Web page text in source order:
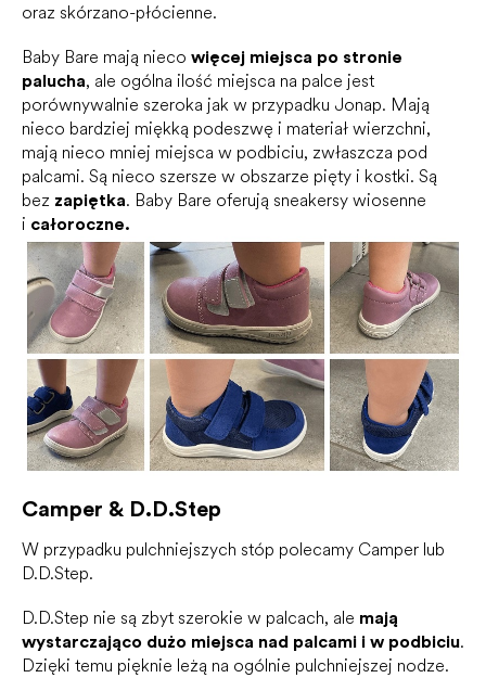
oraz skórzano-płócienne.
Baby Bare mają nieco więcej miejsca po stronie
palucha, ale ogólna ilość miejsca na palce jest
porównywalnie szeroka jak w przypadku Jonap. Mają
nieco bardziej miękką podeszwę i materiał wierzchni,
mają nieco mniej miejsca w podbiciu, zwłaszcza pod
palcami. Są nieco szersze w obszarze pięty i kostki. Są
bez zapiętka. Baby Bare oferują sneakersy wiosenne
i całoroczne.
Camper & D.D.Step
W przypadku pulchniejszych stóp polecamy Camper lub
D.D.Step.
D.D.Step nie są zbyt szerokie w palcach, ale mają
wystarczająco dużo miejsca nad palcami i w podbiciu.
Dzięki temu pięknie leżą na ogólnie pulchniejszej nodze.